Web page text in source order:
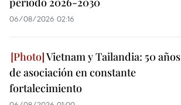
06/08/2026 02:16
Vietnam y Tailandia: 50 años
de asociación en constante
fortalecimiento